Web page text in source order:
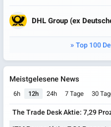
DHL Group (ex
Top 100
Meistgelesene News
6h 12h 24h 7 Tage 30
The Trade Desk Aktie: 7,29